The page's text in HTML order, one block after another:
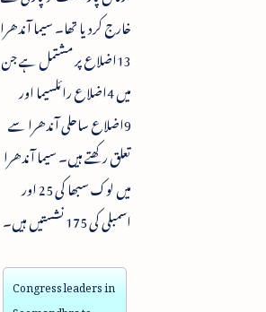
خارج کردیا تھا۔ سیما آندھرا
13اضلاع پر مشتمل ہے جن
میں 4اضلاع رائلسیما اور
9اضلاع ساحلی آندھرا سے
تعلق رکھتے ہیں۔ سیما آندھرا
میں لوک سبھا کی 25 اور
اسمبلی کی 175 نشستیں ہیں۔
Congress leaders in